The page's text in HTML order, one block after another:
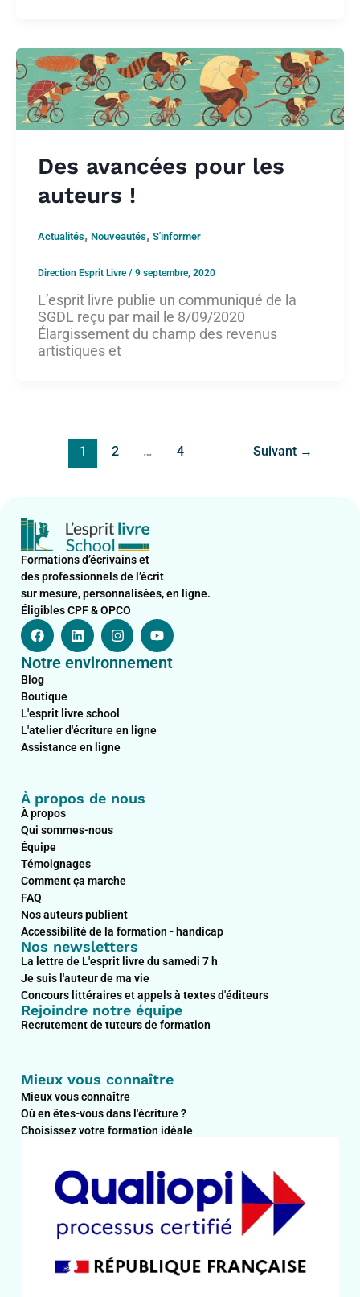
Des avancées pour les
auteurs !
Actualités, Nouveautés, S'informer
Direction Esprit Livre/ 9 septembre, 2020
L’esprit livre publie un communiqué de la
SGDL reçu par mail le 8/09/2020
Élargissement du champ des revenus
artistiques et
1 2 … 4 Suivant →
Formations d’écrivains et
des professionnels de l’écrit
sur mesure, personnalisées, en ligne.
Éligibles CPF & OPCO
F
a
c
e
b
o
o
k
L
i
n
k
i
n
I
n
s
t
r
a
m
Y
o
u
t
Notre environnement
Blog
Boutique
L'esprit livre school
L'atelier d'écriture en ligne
Assistance en ligne
À propos de nous
À propos
Qui sommes-nous
Équipe
Témoignages
Comment ça marche
FAQ
Nos auteurs publient
Accessibilité de la formation - handicap
Nos newsletters
La lettre de L'esprit livre du samedi 7 h
Je suis l'auteur de ma vie
Concours littéraires et appels à textes d'éditeurs
Rejoindre notre équipe
Recrutement de tuteurs de formation
Mieux vous connaître
Mieux vous connaître
Où en êtes-vous dans l'écriture ?
Choisissez votre formation idéale